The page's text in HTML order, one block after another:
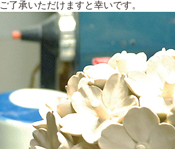
承いただけますと幸いです。